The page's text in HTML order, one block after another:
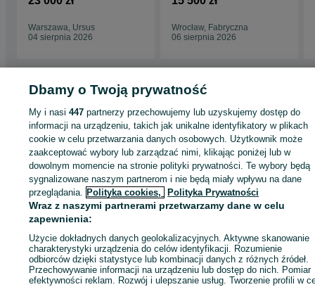
Warszawa, Ursus
04 sierpnia 2026
Wrocław, Fabryczna
06 sierpnia 2026
Strona główna Moda Zegarki Zegarki męskie
Zegarki męskie -
Dolnośląskie
Zegarki męskie - Wrocław Zegarki męskie - Fabryczna
KATEGORIA
ID:884369037 Wyświetlenia:
Zadzwoń / SMS Wyślij wiadomość
Dbamy o Twoją prywatność
My i nasi447 partnerzy przechowujemy lub uzyskujemy dostęp do
informacji na urządzeniu, takich jak unikalne identyfikatory w plikach
cookie w celu przetwarzania danych osobowych. Użytkownik może
zaakceptować wybory lub zarządzać nimi, klikając poniżej lub w
dowolnym momencie na stronie polityki prywatności. Te wybory będą
sygnalizowane naszym partnerom i nie będą miały wpływu na dane
przeglądania. Polityka cookies, Polityka Prywatności
Wraz z naszymi partnerami przetwarzamy dane w celu
zapewnienia:
Użycie dokładnych danych geolokalizacyjnych. Aktywne skanowanie
charakterystyki urządzenia do celów identyfikacji. Rozumienie
odbiorców dzięki statystyce lub kombinacji danych z różnych źródeł.
Przechowywanie informacji na urządzeniu lub dostęp do nich. Pomiar
efektywności reklam. Rozwój i ulepszanie usług. Tworzenie profili w